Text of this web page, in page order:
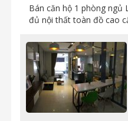
Bán căn hộ 1 phòng ngủ
đủ nội thất toàn đồ cao